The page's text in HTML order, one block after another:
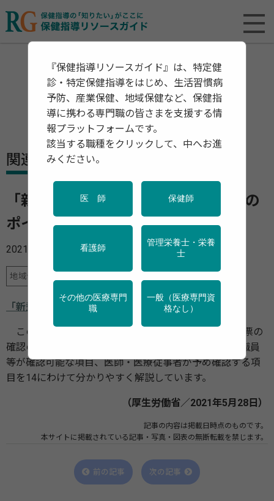
関連資料・リリース
「新型コロナワクチン 予診票の確認の
ポイント」を公開
2021年06月16日
地域保健
「新型コロナワクチン 予診票の確認のポイント」
このたび厚生労働省は、「新型コロナワクチン 予診票の
確認のポイント」を公開しました。本PDFでは、事務職員
等が確認可能な項目、医師・医療従事者が予め確認する項
目を14にわけて分かりやすく解説しています。
（厚生労働省／2021年5月28日）
記事の内容は掲載日時点のものです。
本サイトに掲載されている記事・写真・図表の無断転載を禁じます。
前の記事 次の記事
『保健指導リソースガイド』は、特定健
診・特定保健指導をはじめ、生活習慣病
予防、産業保健、地域保健など、保健指
導に携わる専門職の皆さまを支援する情
報プラットフォームです。
該当する職種をクリックして、中へお進
みください。
医 師 保健師
看護師
管理栄養士・栄養
士
その他の医療専門
職
一般（医療専門資
格なし）